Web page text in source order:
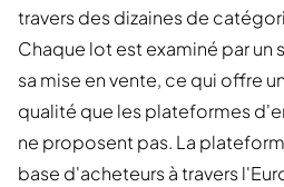
travers des dizaines de
Chaque lot est examiné par un
sa mise en vente, ce qui offre
qualité que les plateformes
ne proposent pas. La
base d'acheteurs à travers